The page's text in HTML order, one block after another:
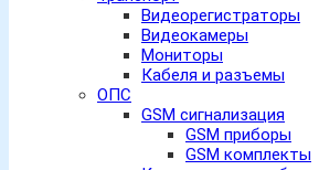
Видеорегистраторы
Видеокамеры
Мониторы
Кабеля и разъемы
ОПС
GSM сигнализация
GSM приборы
GSM комплекты